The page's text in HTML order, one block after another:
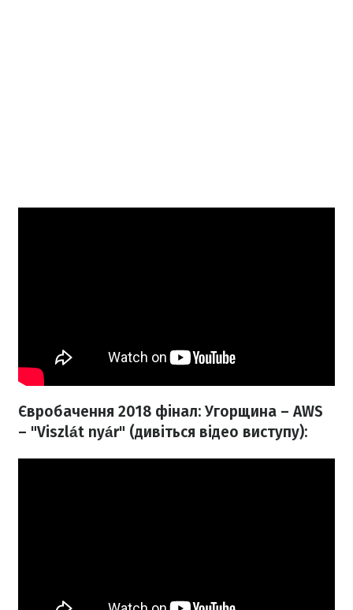
Євробачення 2018 фінал: Угорщина – AWS
– "Viszlát nyár" (дивіться відео виступу):